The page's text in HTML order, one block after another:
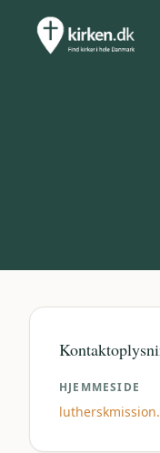
HJEMMESIDE